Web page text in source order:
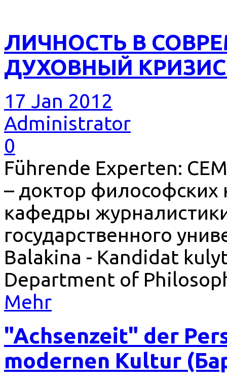
ЛИЧНОСТЬ В
ДУХОВНЫЙ
17 Jan 2012
Administrator
0
Führende Experten:
– доктор философских
кафедры
государственного
Balakina - Kandidat
Department of
Mehr
"Achsenzeit" der
modernen Kultur